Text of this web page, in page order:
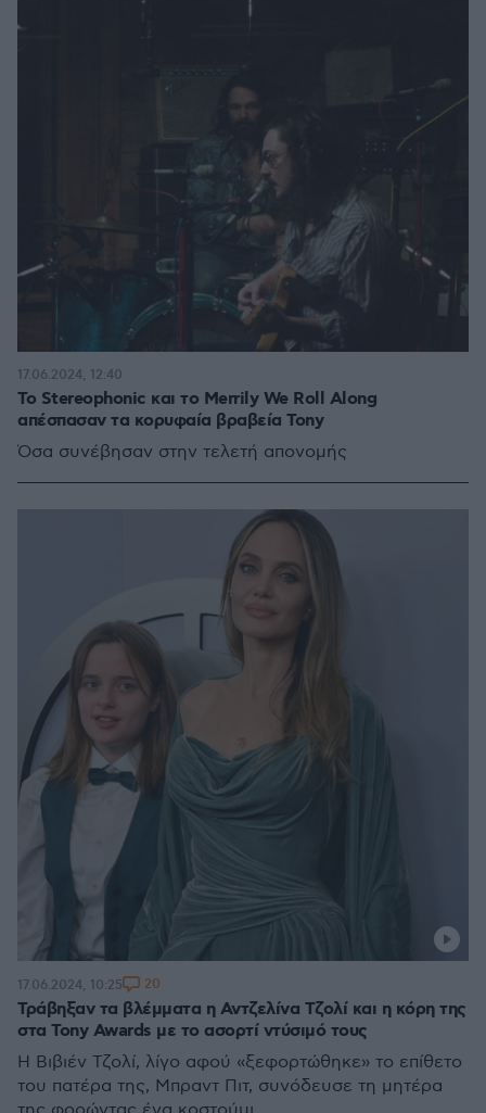
Το Stereophonic και το Merrily We Roll Along
απέσπασαν τα κορυφαία βραβεία Tony
Όσα συνέβησαν στην τελετή απονομής
17.06.2024, 12:40
Τράβηξαν τα βλέμματα η Αντζελίνα Τζολί και η κόρη της
στα Tony Awards με το ασορτί ντύσιμό τους
Η Βιβιέν Τζολί, λίγο αφού «ξεφορτώθηκε» το επίθετο
του πατέρα της, Μπραντ Πιτ, συνόδευσε τη μητέρα
17.06.2024, 10:25 20